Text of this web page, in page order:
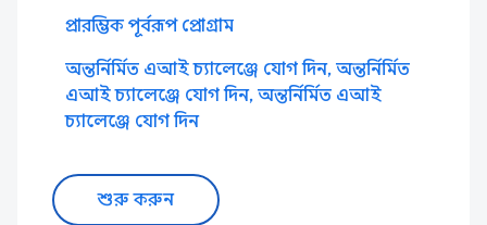
প্রারম্ভিক পূর্বরূপ প্রোগ্রাম
অন্তর্নির্মিত এআই চ্যালেঞ্জে যোগ দিন, অন্তর্নির্মিত
এআই চ্যালেঞ্জে যোগ দিন, অন্তর্নির্মিত এআই
চ্যালেঞ্জে যোগ দিন
শুরু করুন